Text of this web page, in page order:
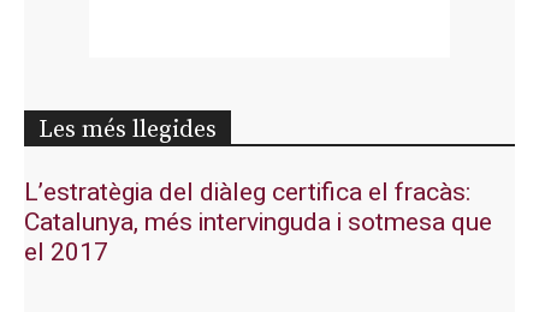
Les més llegides
L’estratègia del diàleg certifica el fracàs:
Catalunya, més intervinguda i sotmesa que
el 2017